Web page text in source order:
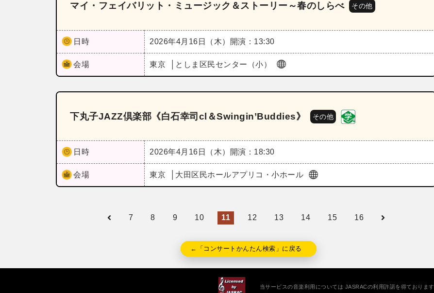
マイ・フェイバリット・ミュージック＆ストーリー～春のしらべ その他
日時 2026年4月16日（木） 開演：13:30
会場 東京 としま区民センター（小）
下丸子JAZZ倶楽部《白石幸司cl＆Swingin’Buddies》 その他
日時 2026年4月16日（木） 開演：18:30
会場 東京 大田区民ホールアプリコ・小ホール
7 8 9 10 11 12 13 14 15 16
←「コンサートかんたん検索」に戻る
当サービスの音楽利用については JASRACの利用許諾を得ております